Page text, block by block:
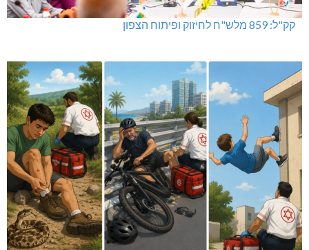
קק"ל: 859 מלש"ח לחיזוק ופיתוח הצפון